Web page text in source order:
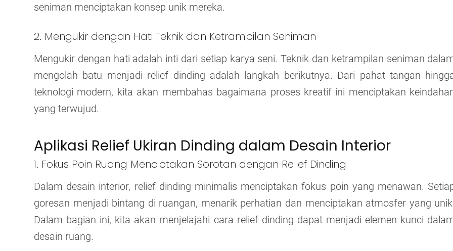
seniman menciptakan konsep unik mereka.
2. Mengukir dengan Hati Teknik dan Ketrampilan Seniman
Mengukir dengan hati adalah inti dari setiap karya seni. Teknik dan ketrampilan seniman
mengolah batu menjadi relief dinding adalah langkah berikutnya. Dari pahat tangan
teknologi modern, kita akan membahas bagaimana proses kreatif ini menciptakan
yang terwujud.
Aplikasi Relief Ukiran Dinding dalam Desain Interior
1. Fokus Poin Ruang Menciptakan Sorotan dengan Relief Dinding
Dalam desain interior, relief dinding minimalis menciptakan fokus poin yang menawan.
goresan menjadi bintang di ruangan, menarik perhatian dan menciptakan atmosfer yang
Dalam bagian ini, kita akan menjelajahi cara relief dinding dapat menjadi elemen kunci
desain ruang.